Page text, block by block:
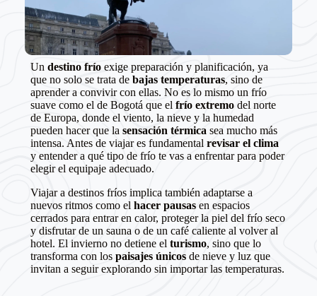
Un destino fríoexige preparación y planificación, ya
que no solo se trata de bajas temperaturas, sino de
aprender a convivir con ellas. No es lo mismo un frío
suave como el de Bogotá que el frío extremo del norte
de Europa, donde el viento, la nieve y la humedad
pueden hacer que la sensación térmica sea mucho más
intensa. Antes de viajar es fundamental revisar el clima
y entender a qué tipo de frío te vas a enfrentar para poder
elegir el equipaje adecuado.
Viajar a destinos fríos implica también adaptarse a
nuevos ritmos como el hacer pausasen espacios
cerrados para entrar en calor, proteger la piel del frío seco
y disfrutar de un sauna o de un café caliente al volver al
hotel. El invierno no detiene el turismo, sino que lo
transforma con los paisajes únicosde nieve y luz que
invitan a seguir explorando sin importar las temperaturas.